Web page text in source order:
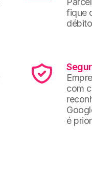
fique
com
é